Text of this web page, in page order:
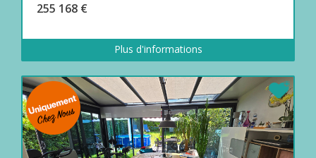
255 168 €
Plus d'informations